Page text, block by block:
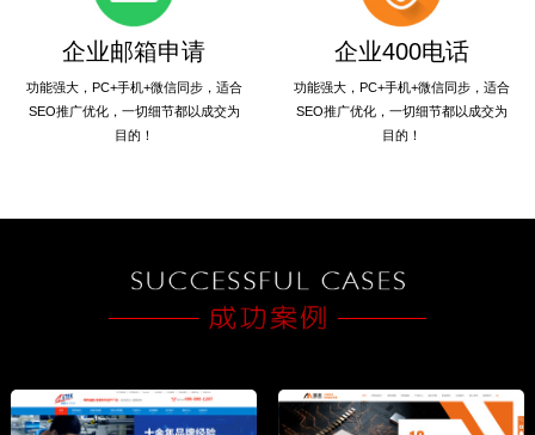
企业邮箱申请
功能强大，PC+手机+微信同步，适合
SEO推广优化，一切细节都以成交为
目的！
企业400电话
功能强大，PC+手机+微信同步，适合
SEO推广优化，一切细节都以成交为
目的！